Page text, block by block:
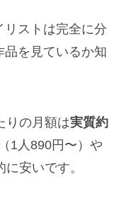
ストは完全に分
を見ているか知
りの月額は実質約
1人890円〜）や
安いです。